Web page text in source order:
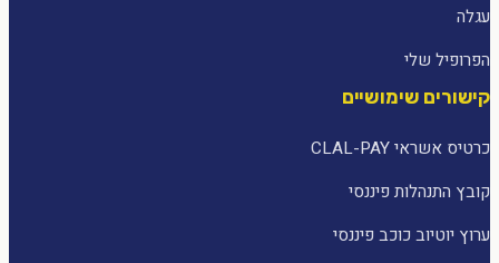
עגלה
הפרופיל שלי
קישורים שימושיים
כרטיס אשראי CLAL-PAY
קובץ התנהלות פיננסי
ערוץ יוטיוב כוכב פיננסי